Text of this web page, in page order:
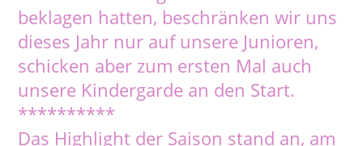
beklagen hatten, beschränken wir uns
dieses Jahr nur auf unsere Junioren,
schicken aber zum ersten Mal auch
unsere Kindergarde an den Start.
**********
Das Highlight der Saison stand an, am